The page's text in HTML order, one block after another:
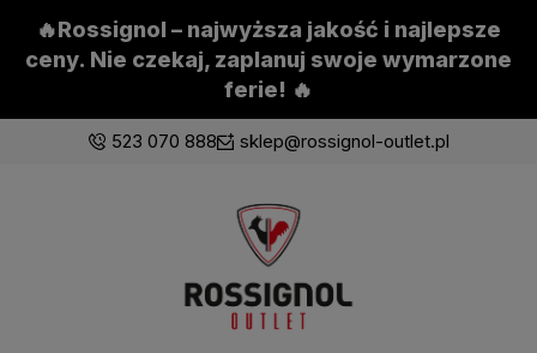
🔥Rossignol – najwyższa jakość i najlepsze
ceny. Nie czekaj, zaplanuj swoje wymarzone
ferie! 🔥
523 070 888 sklep@rossignol-outlet.pl
Zaloguj się
Załóż konto